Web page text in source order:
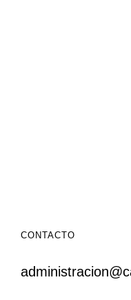
CONTACTO